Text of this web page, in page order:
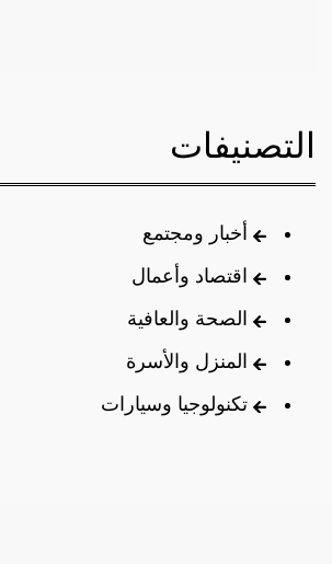
التصنيفات
أخبار ومجتمع
اقتصاد وأعمال
الصحة والعافية
المنزل والأسرة
تكنولوجيا وسيارات